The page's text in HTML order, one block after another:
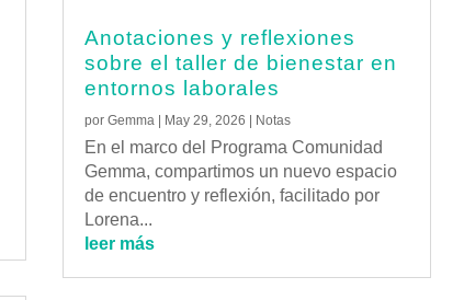
Anotaciones y reflexiones
sobre el taller de bienestar en
entornos laborales
por Gemma | May 29, 2026 | Notas
En el marco del Programa Comunidad
Gemma, compartimos un nuevo espacio
de encuentro y reflexión, facilitado por
Lorena...
leer más